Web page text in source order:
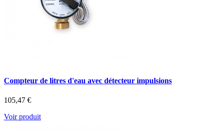
Compteur de litres d'eau avec détecteur impulsions
105,47 €
Voir produit